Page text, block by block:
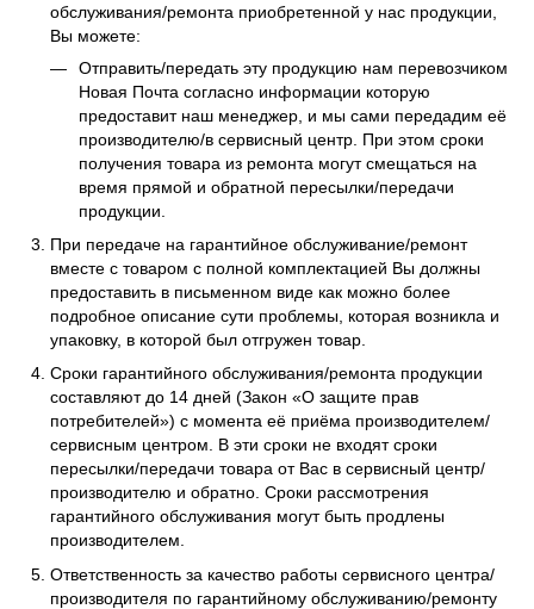
обслуживания/ремонта приобретенной у нас продукции,
Вы можете:
Отправить/передать эту продукцию нам перевозчиком
Новая Почта согласно информации которую
предоставит наш менеджер, и мы сами передадим её
производителю/в сервисный центр. При этом сроки
получения товара из ремонта могут смещаться на
время прямой и обратной пересылки/передачи
продукции.
При передаче на гарантийное обслуживание/ремонт
вместе с товаром с полной комплектацией Вы должны
предоставить в письменном виде как можно более
подробное описание сути проблемы, которая возникла и
упаковку, в которой был отгружен товар.
Сроки гарантийного обслуживания/ремонта продукции
составляют до 14 дней (Закон «О защите прав
потребителей») с момента её приёма производителем/
сервисным центром. В эти сроки не входят сроки
пересылки/передачи товара от Вас в сервисный центр/
производителю и обратно. Сроки рассмотрения
гарантийного обслуживания могут быть продлены
производителем.
Ответственность за качество работы сервисного центра/
производителя по гарантийному обслуживанию/ремонту